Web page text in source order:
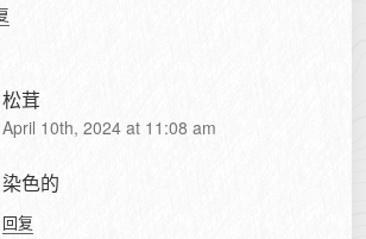
松茸
April 10th, 2024 at 11:08 am
染色的
回复